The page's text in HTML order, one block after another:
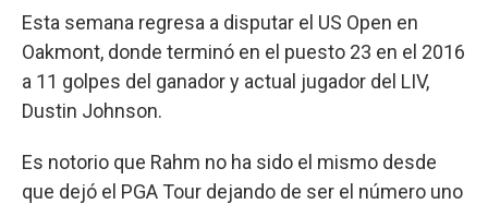
Esta semana regresa a disputar el US Open en
Oakmont, donde terminó en el puesto 23 en el 2016
a 11 golpes del ganador y actual jugador del LIV,
Dustin Johnson.
Es notorio que Rahm no ha sido el mismo desde
que dejó el PGA Tour dejando de ser el número uno